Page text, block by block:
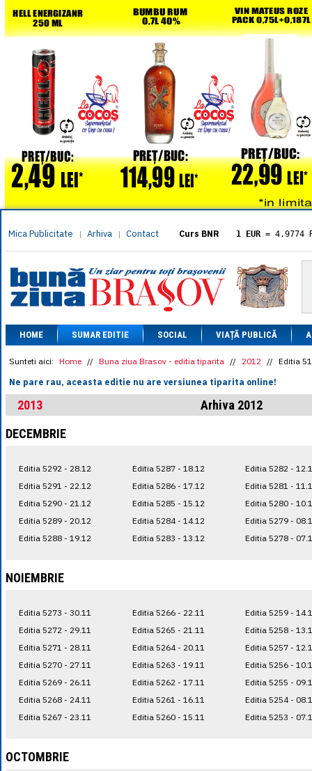
Mica Publicitate | Arhiva | Contact Curs BNR 1 EUR = 4.9774
= 5.8304
1 XAU= 464.4611
1 AED= 1.1933
1 AUD= 2.7957
1 BGN= 2.5449
1 CAD= 3.1559
1 CHF= 5.2813
1 CNY = 0.6015
1 DKK= 0.6668
1 EGP= 0.0860
1 HUF= 1.2223
1 MXN= 0.2227
1 NOK= 0.4191
1 RSD= 0.0425
1 RUB= 0.0530
HOME SUMAR EDITIE SOCIAL VIAȚĂ PUBLICĂ
Sunteti aici: Home // Buna ziua Brasov - editia tiparita // 2012 // Editia
Ne pare rau, aceasta editie nu are versiunea tiparita online!
2013
Arhiva 2012
DECEMBRIE
Editia 5292 - 28.12
Editia 5291 - 22.12
Editia 5290 - 21.12
Editia 5289 - 20.12
Editia 5288 - 19.12
Editia 5287 - 18.12
Editia 5286 - 17.12
Editia 5285 - 15.12
Editia 5284 - 14.12
Editia 5283 - 13.12
Editia 5282 -
Editia 5281 -
Editia 5280 -
Editia 5279 -
Editia 5278 -
NOIEMBRIE
Editia 5273 - 30.11
Editia 5272 - 29.11
Editia 5271 - 28.11
Editia 5270 - 27.11
Editia 5269 - 26.11
Editia 5268 - 24.11
Editia 5267 - 23.11
Editia 5266 - 22.11
Editia 5265 - 21.11
Editia 5264 - 20.11
Editia 5263 - 19.11
Editia 5262 - 17.11
Editia 5261 - 16.11
Editia 5260 - 15.11
Editia 5259 -
Editia 5258 -
Editia 5257 -
Editia 5256 -
Editia 5255 -
Editia 5254 -
Editia 5253 -
OCTOMBRIE